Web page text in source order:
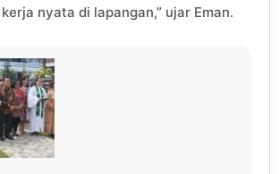
nyata di lapangan,” ujar Eman.